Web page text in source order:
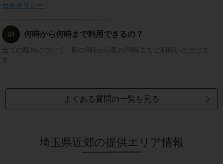
セルポリシー
Q3 何時から何時まで利用できるの？
全ての曜日について、朝の8時から夜の20時までご利用いただけま
す。
よくある質問の一覧を見る
埼玉県近郊の提供エリア情報